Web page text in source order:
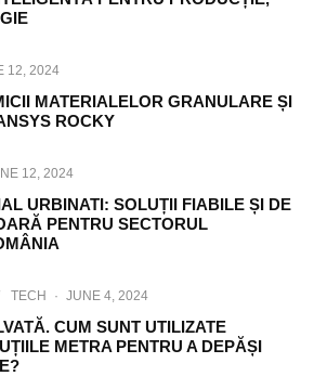
12, 2024
MATERIALELOR GRANULARE ȘI
ROCKY
12, 2024
URBINATI: SOLUȚII FIABILE ȘI DE
PENTRU SECTORUL
TECH · JUNE 4, 2024
CUM SUNT UTILIZATE
METRA PENTRU A DEPĂȘI